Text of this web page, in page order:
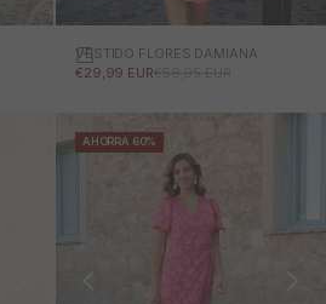
VESTIDO FLORES DAMIANA
PRECIO DE OFERTA
€29,99 EURPRECIO NORMAL
€59,95 EUR
AHORRA 60%